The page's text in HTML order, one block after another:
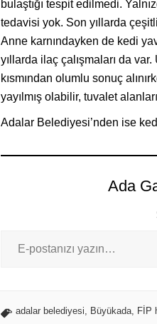
bulaştığı tespit edilmedi.
tedavisi yok. Son yıllarda
Anne karnındayken de kedi
yıllarda ilaç çalışmaları da
kısmından olumlu sonuç
yayılmış olabilir, tuvalet
Adalar Belediyesi’nden ise
Ada
adalar belediyesi, Büyükada, FİP